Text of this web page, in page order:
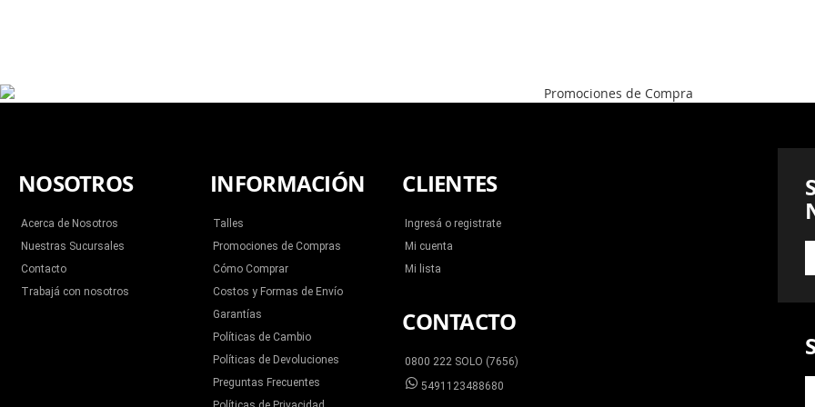
NOSOTROS
Acerca de Nosotros
Nuestras Sucursales
Contacto
Trabajá con nosotros
INFORMACIÓN
Talles
Promociones de Compras
Cómo Comprar
Costos y Formas de Envío
Garantías
Políticas de Cambio
Políticas de Devoluciones
Preguntas Frecuentes
CLIENTES
Ingresá o registrate
Mi cuenta
Mi lista
CONTACTO
0800 222 SOLO (7656)
5491123488680